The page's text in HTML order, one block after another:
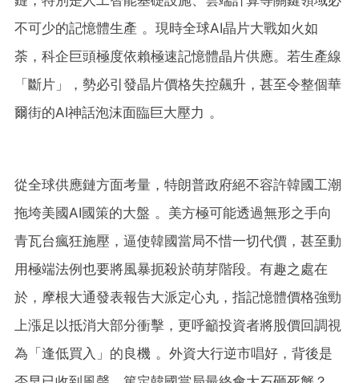
不可少的記憶體生產 。現時全球AI晶片大戰如火如
荼，科企巨頭極度依賴極速記憶體晶片供應。若生產線
「斷片」，勢必引發晶片價格失控飆升，甚至令整個華
爾街的AI神話泡沫面臨巨大壓力 。
從全球供應鏈方面考量，特朗普政府絕不容許韓國工潮
拖垮美國AI國策的大盤 。美方極可能透過無形之手向
青瓦台瘋狂施壓，逼使韓國當局不惜一切代價，甚至動
用極端法例也要將風暴扼殺於萌芽階段。有趣之處在
於，摩根大通發表報告大派定心丸，指記憶體價格強勁
上漲足以抵消大部分衝擊，更呼籲投資者將股價回調視
為「逢低買入」的良機 。外資大行逆市唱好，背後是